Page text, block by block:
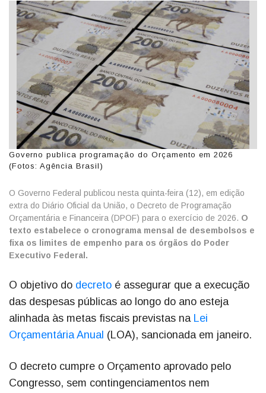
Governo publica programação do Orçamento em 2026
(Fotos: Agência Brasil)
O Governo Federal publicou nesta quinta-feira (12), em edição
extra do Diário Oficial da União, o Decreto de Programação
Orçamentária e Financeira (DPOF) para o exercício de 2026. O
texto estabelece o cronograma mensal de desembolsos e
fixa os limites de empenho para os órgãos do Poder
Executivo Federal.
O objetivo do decreto é assegurar que a execução
das despesas públicas ao longo do ano esteja
alinhada às metas fiscais previstas na Lei
Orçamentária Anual (LOA), sancionada em janeiro.
O decreto cumpre o Orçamento aprovado pelo
Congresso, sem contingenciamentos nem